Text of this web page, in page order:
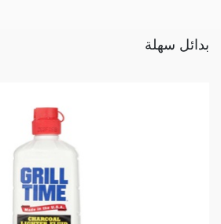
بدائل سهلة